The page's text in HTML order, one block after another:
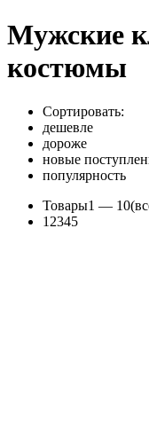
Мужские
костюмы
Сортировать:
дешевле
дороже
новые
популярность
Товары1 — 10
1 2345